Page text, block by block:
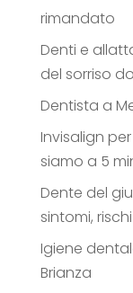
rimandato
Denti e
del sorriso
Dentista a
Invisalign
siamo a 5
Dente del
sintomi,
Igiene
Brianza